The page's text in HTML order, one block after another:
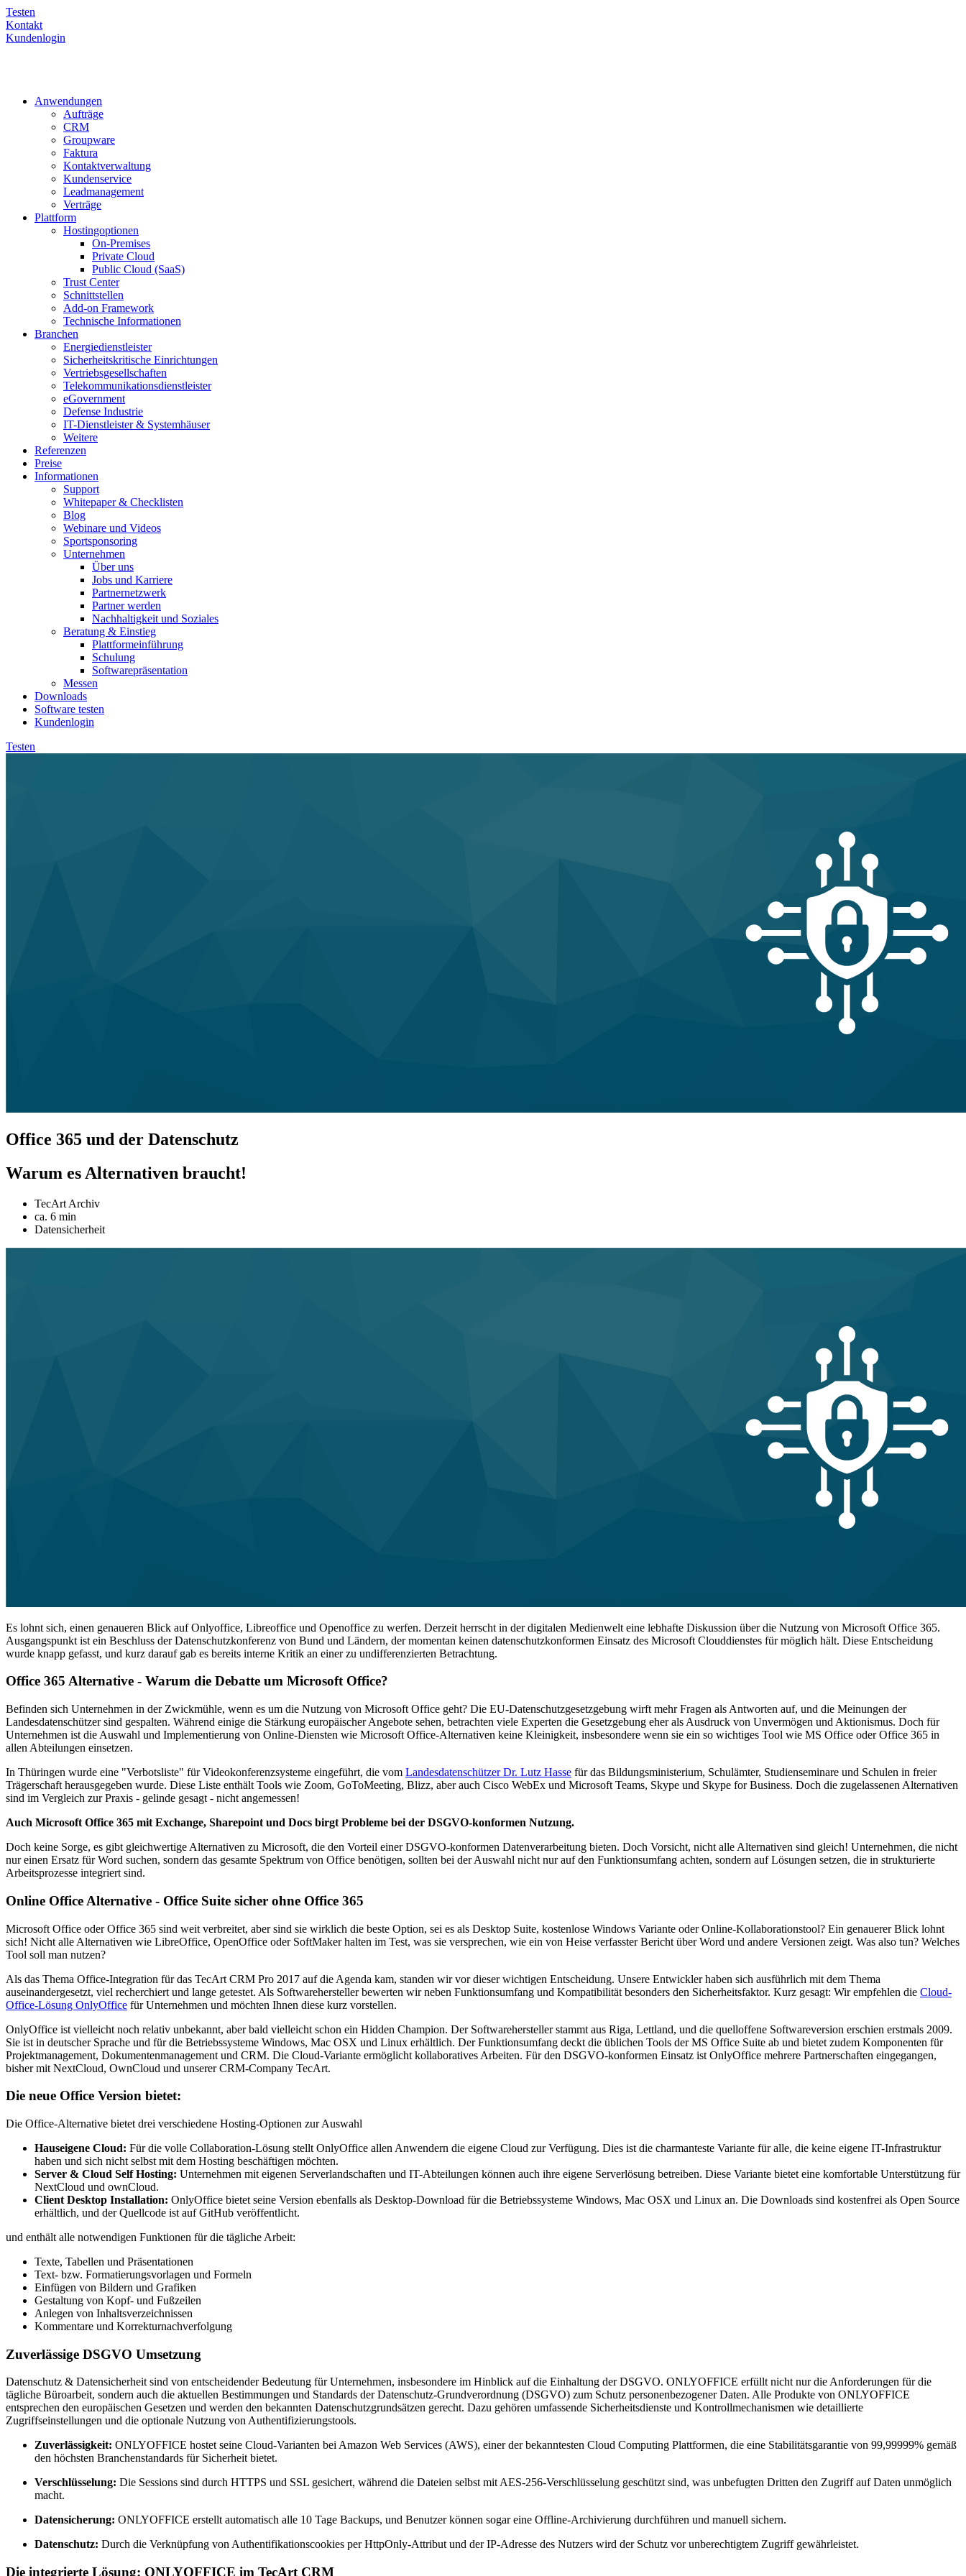
Testen
Kontakt
Kundenlogin
Anwendungen
Aufträge
CRM
Groupware
Faktura
Kontaktverwaltung
Kundenservice
Leadmanagement
Verträge
Plattform
Hostingoptionen
On-Premises
Private Cloud
Public Cloud (SaaS)
Trust Center
Schnittstellen
Add-on Framework
Technische Informationen
Branchen
Energiedienstleister
Sicherheitskritische Einrichtungen
Vertriebsgesellschaften
Telekommunikationsdienstleister
eGovernment
Defense Industrie
IT-Dienstleister & Systemhäuser
Weitere
Referenzen
Preise
Informationen
Support
Whitepaper & Checklisten
Blog
Webinare und Videos
Sportsponsoring
Unternehmen
Über uns
Jobs und Karriere
Partnernetzwerk
Partner werden
Nachhaltigkeit und Soziales
Beratung & Einstieg
Plattformeinführung
Schulung
Softwarepräsentation
Messen
Downloads
Software testen
Kundenlogin
Testen
Office 365 und der Datenschutz
Warum es Alternativen braucht!
TecArt Archiv
ca. 6 min
Datensicherheit
Es lohnt sich, einen genaueren Blick auf Onlyoffice, Libreoffice und Openoffice zu werfen. Derzeit herrscht in der digitalen Medienwelt eine lebhafte Diskussion über die Nutzung von Microsoft Office 365.
Ausgangspunkt ist ein Beschluss der Datenschutzkonferenz von Bund und Ländern, der momentan keinen datenschutzkonformen Einsatz des Microsoft Clouddienstes für möglich hält. Diese Entscheidung
wurde knapp gefasst, und kurz darauf gab es bereits interne Kritik an einer zu undifferenzierten Betrachtung.
Office 365 Alternative - Warum die Debatte um Microsoft Office?
Befinden sich Unternehmen in der Zwickmühle, wenn es um die Nutzung von Microsoft Office geht? Die EU-Datenschutzgesetzgebung wirft mehr Fragen als Antworten auf, und die Meinungen der
Landesdatenschützer sind gespalten. Während einige die Stärkung europäischer Angebote sehen, betrachten viele Experten die Gesetzgebung eher als Ausdruck von Unvermögen und Aktionismus. Doch für
Unternehmen ist die Auswahl und Implementierung von Online-Diensten wie Microsoft Office-Alternativen keine Kleinigkeit, insbesondere wenn sie ein so wichtiges Tool wie MS Office oder Office 365 in
allen Abteilungen einsetzen.
In Thüringen wurde eine "Verbotsliste" für Videokonferenzsysteme eingeführt, die vom Landesdatenschützer Dr. Lutz Hasse für das Bildungsministerium, Schulämter, Studienseminare und Schulen in freier
Trägerschaft herausgegeben wurde. Diese Liste enthält Tools wie Zoom, GoToMeeting, Blizz, aber auch Cisco WebEx und Microsoft Teams, Skype und Skype for Business. Doch die zugelassenen Alternativen
sind im Vergleich zur Praxis - gelinde gesagt - nicht angemessen!
Auch Microsoft Office 365 mit Exchange, Sharepoint und Docs birgt Probleme bei der DSGVO-konformen Nutzung.
Doch keine Sorge, es gibt gleichwertige Alternativen zu Microsoft, die den Vorteil einer DSGVO-konformen Datenverarbeitung bieten. Doch Vorsicht, nicht alle Alternativen sind gleich! Unternehmen, die nicht
nur einen Ersatz für Word suchen, sondern das gesamte Spektrum von Office benötigen, sollten bei der Auswahl nicht nur auf den Funktionsumfang achten, sondern auf Lösungen setzen, die in strukturierte
Arbeitsprozesse integriert sind.
Online Office Alternative - Office Suite sicher ohne Office 365
Microsoft Office oder Office 365 sind weit verbreitet, aber sind sie wirklich die beste Option, sei es als Desktop Suite, kostenlose Windows Variante oder Online-Kollaborationstool? Ein genauerer Blick lohnt
sich! Nicht alle Alternativen wie LibreOffice, OpenOffice oder SoftMaker halten im Test, was sie versprechen, wie ein von Heise verfasster Bericht über Word und andere Versionen zeigt. Was also tun? Welches
Tool soll man nutzen?
Als das Thema Office-Integration für das TecArt CRM Pro 2017 auf die Agenda kam, standen wir vor dieser wichtigen Entscheidung. Unsere Entwickler haben sich ausführlich mit dem Thema
auseinandergesetzt, viel recherchiert und lange getestet. Als Softwarehersteller bewerten wir neben Funktionsumfang und Kompatibilität besonders den Sicherheitsfaktor. Kurz gesagt: Wir empfehlen die Cloud-
Office-Lösung OnlyOffice für Unternehmen und möchten Ihnen diese kurz vorstellen.
OnlyOffice ist vielleicht noch relativ unbekannt, aber bald vielleicht schon ein Hidden Champion. Der Softwarehersteller stammt aus Riga, Lettland, und die quelloffene Softwareversion erschien erstmals 2009.
Sie ist in deutscher Sprache und für die Betriebssysteme Windows, Mac OSX und Linux erhältlich. Der Funktionsumfang deckt die üblichen Tools der MS Office Suite ab und bietet zudem Komponenten für
Projektmanagement, Dokumentenmanagement und CRM. Die Cloud-Variante ermöglicht kollaboratives Arbeiten. Für den DSGVO-konformen Einsatz ist OnlyOffice mehrere Partnerschaften eingegangen,
bisher mit NextCloud, OwnCloud und unserer CRM-Company TecArt.
Die neue Office Version bietet:
Die Office-Alternative bietet drei verschiedene Hosting-Optionen zur Auswahl
Hauseigene Cloud: Für die volle Collaboration-Lösung stellt OnlyOffice allen Anwendern die eigene Cloud zur Verfügung. Dies ist die charmanteste Variante für alle, die keine eigene IT-Infrastruktur
haben und sich nicht selbst mit dem Hosting beschäftigen möchten.
Server & Cloud Self Hosting: Unternehmen mit eigenen Serverlandschaften und IT-Abteilungen können auch ihre eigene Serverlösung betreiben. Diese Variante bietet eine komfortable Unterstützung für
NextCloud und ownCloud.
Client Desktop Installation: OnlyOffice bietet seine Version ebenfalls als Desktop-Download für die Betriebssysteme Windows, Mac OSX und Linux an. Die Downloads sind kostenfrei als Open Source
erhältlich, und der Quellcode ist auf GitHub veröffentlicht.
und enthält alle notwendigen Funktionen für die tägliche Arbeit:
Texte, Tabellen und Präsentationen
Text- bzw. Formatierungsvorlagen und Formeln
Einfügen von Bildern und Grafiken
Gestaltung von Kopf- und Fußzeilen
Anlegen von Inhaltsverzeichnissen
Kommentare und Korrekturnachverfolgung
Zuverlässige DSGVO Umsetzung
Datenschutz & Datensicherheit sind von entscheidender Bedeutung für Unternehmen, insbesondere im Hinblick auf die Einhaltung der DSGVO. ONLYOFFICE erfüllt nicht nur die Anforderungen für die
tägliche Büroarbeit, sondern auch die aktuellen Bestimmungen und Standards der Datenschutz-Grundverordnung (DSGVO) zum Schutz personenbezogener Daten. Alle Produkte von ONLYOFFICE
entsprechen den europäischen Gesetzen und werden den bekannten Datenschutzgrundsätzen gerecht. Dazu gehören umfassende Sicherheitsdienste und Kontrollmechanismen wie detaillierte
Zugriffseinstellungen und die optionale Nutzung von Authentifizierungstools.
Zuverlässigkeit: ONLYOFFICE hostet seine Cloud-Varianten bei Amazon Web Services (AWS), einer der bekanntesten Cloud Computing Plattformen, die eine Stabilitätsgarantie von 99,99999% gemäß
den höchsten Branchenstandards für Sicherheit bietet.
Verschlüsselung: Die Sessions sind durch HTTPS und SSL gesichert, während die Dateien selbst mit AES-256-Verschlüsselung geschützt sind, was unbefugten Dritten den Zugriff auf Daten unmöglich
macht.
Datensicherung: ONLYOFFICE erstellt automatisch alle 10 Tage Backups, und Benutzer können sogar eine Offline-Archivierung durchführen und manuell sichern.
Datenschutz: Durch die Verknüpfung von Authentifikationscookies per HttpOnly-Attribut und der IP-Adresse des Nutzers wird der Schutz vor unberechtigtem Zugriff gewährleistet.
Die integrierte Lösung: ONLYOFFICE im TecArt CRM